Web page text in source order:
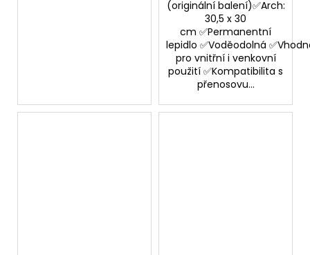
(originální balení)✅Arch:
30,5 x 30
cm ✅Permanentní
lepidlo ✅Voděodolná
pro vnitřní i venkovní
použití ✅Kompatibilita s
přenosovu...